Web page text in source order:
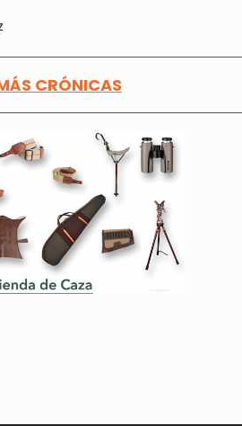
CRÓNICAS